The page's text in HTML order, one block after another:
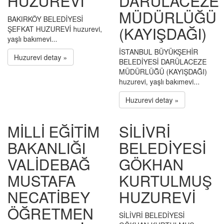
BAKIRKÖY BELEDİYESİ
ŞEFKAT HUZUREVİ huzurevi,
yaşlı bakımevi...
Huzurevi detay »
MÜDÜRLÜĞÜ
(KAYIŞDAĞI)
İSTANBUL BÜYÜKŞEHİR
BELEDİYESİ DARÜLACEZE
MÜDÜRLÜĞÜ (KAYIŞDAĞI)
huzurevi, yaşlı bakımevi...
Huzurevi detay »
MİLLİ EĞİTİM
BAKANLIĞI
VALİDEBAĞ
MUSTAFA
NECATİBEY
ÖĞRETMEN
SİLİVRİ
BELEDİYESİ
GÖKHAN
KURTULMUŞ
HUZUREVİ
SİLİVRİ BELEDİYESİ